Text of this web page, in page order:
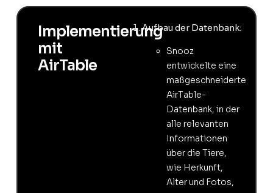
Implementierung
mit
AirTable
Aufbau der Datenbank:
Snooz
entwickelte eine
maßgeschneiderte
AirTable-
Datenbank, in der
alle relevanten
Informationen
über die Tiere,
wie Herkunft,
Alter und Fotos,